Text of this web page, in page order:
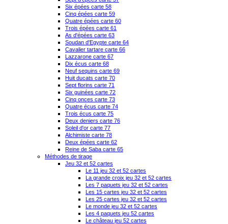
Six épées carte 58
Cinq épées carte 59
Quatre épées carte 60
Trois épées carte 61
As d'épées carte 63
Soudan d'Egypte carte 64
Cavalier tartare carte 66
Lazzarone carte 67
Dix écus carte 68
Neuf sequins carte 69
Huit ducats carte 70
Sept florins carte 71
Six guinées carte 72
Cinq onces carte 73
Quatre écus carte 74
Trois écus carte 75
Deux deniers carte 76
Soleil d'or carte 77
Alchimiste carte 78
Deux épées carte 62
Reine de Saba carte 65
Méthodes de tirage
Jeu 32 et 52 cartes
Le 11 jeu 32 et 52 cartes
La grande croix jeu 32 et 52 cartes
Les 7 paquets jeu 32 et 52 cartes
Les 15 cartes jeu 32 et 52 cartes
Les 25 cartes jeu 32 et 52 cartes
Le monde jeu 32 et 52 cartes
Les 4 paquets jeu 52 cartes
Le château jeu 52 cartes